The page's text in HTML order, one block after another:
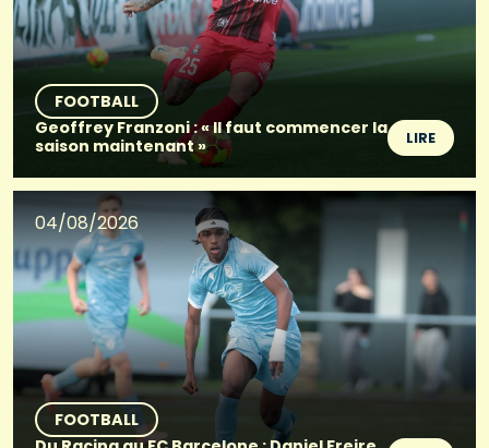
FOOTBALL
Geoffrey Franzoni : « Il faut commencer la
saison maintenant »
LIRE
04/08/2026
FOOTBALL